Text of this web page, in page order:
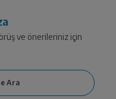
ve önerileriniz için